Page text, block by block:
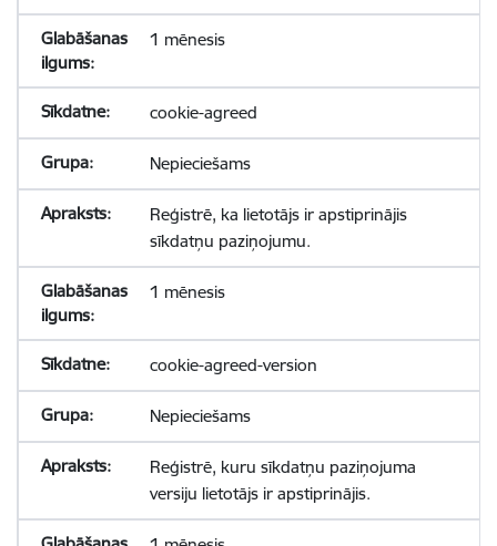
1 mēnesis
cookie-agreed
Nepieciešams
Reģistrē, ka lietotājs ir apstiprinājis
sīkdatņu paziņojumu.
1 mēnesis
cookie-agreed-version
Nepieciešams
Reģistrē, kuru sīkdatņu paziņojuma
versiju lietotājs ir apstiprinājis.